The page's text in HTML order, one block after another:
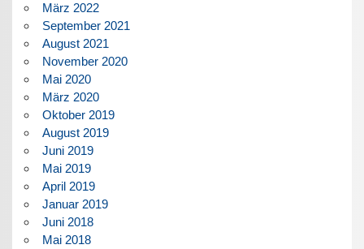
März 2022
September 2021
August 2021
November 2020
Mai 2020
März 2020
Oktober 2019
August 2019
Juni 2019
Mai 2019
April 2019
Januar 2019
Juni 2018
Mai 2018